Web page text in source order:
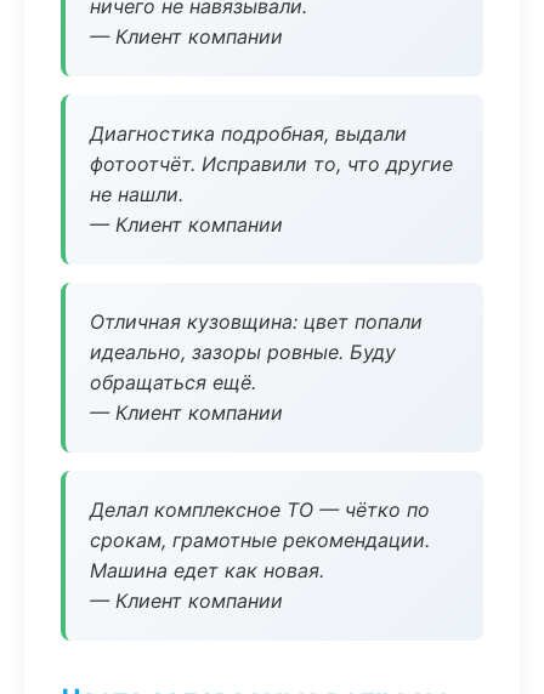
ничего не навязывали.
— Клиент компании
Диагностика подробная, выдали
фотоотчёт. Исправили то, что другие
не нашли.
— Клиент компании
Отличная кузовщина: цвет попали
идеально, зазоры ровные. Буду
обращаться ещё.
— Клиент компании
Делал комплексное ТО — чётко по
срокам, грамотные рекомендации.
Машина едет как новая.
— Клиент компании